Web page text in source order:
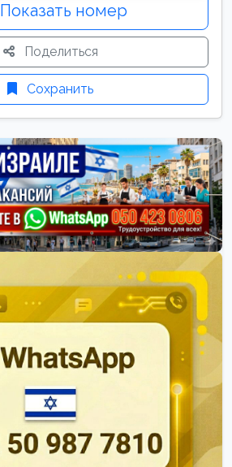
Показать номер
Поделиться
Сохранить